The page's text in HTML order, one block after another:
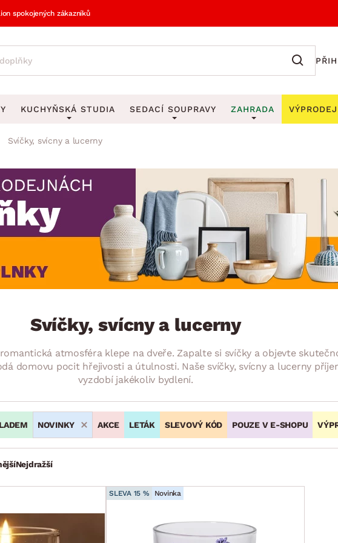
spokojených zákazníků
DEKORACE
Obrazy
Zrcadla
Zobrazit vše
Věšáky na klíče
Stojany na deštníky
Stojany na noviny
Stojany na oblečení
Zobrazit vše
DOMÁCÍ SPOTŘEBIČE ZAHRADNÍ DOPLŇKY
KUCHYŇSKÁ STUDIA SEDACÍ SOUPRAVY
Rohové sedací soupravy
Sedací soupravy 3-2-1
Sedací soupravy na míru
ZAHRADA
Zahradní židle a
Zahradní lavice
Zahradní stoly
Zahradní houpačky
Zahradní lehátka
Zahradní doplňky
VÝPRODEJ
Svíčky, svícny a lucerny
Svíčky, svícny a lucerny
atmosféra klepe na dveře. Zapalte si svíčky a objevte
domovu pocit hřejivosti a útulnosti. Naše svíčky, svícny a lucerny
vyzdobí jakékoliv bydlení.
NOVINKY AKCE LETÁK SLEVOVÝ KÓD POUZE V E-SHOPU
Nejdražší
SLEVA 15 % Novinka